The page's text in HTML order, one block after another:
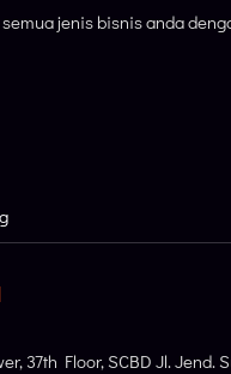
jenis bisnis anda
37th Floor, SCBD Jl. Jend.